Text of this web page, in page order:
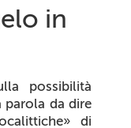
in
possibilità
parola da dire
di